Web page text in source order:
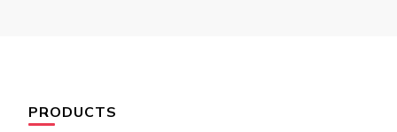
PRODUCTS